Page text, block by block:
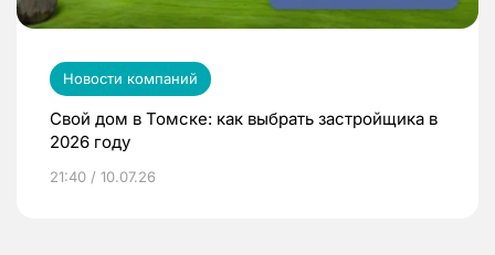
Новости компаний
Свой дом в Томске: как выбрать застройщика в
2026 году
21:40 / 10.07.26